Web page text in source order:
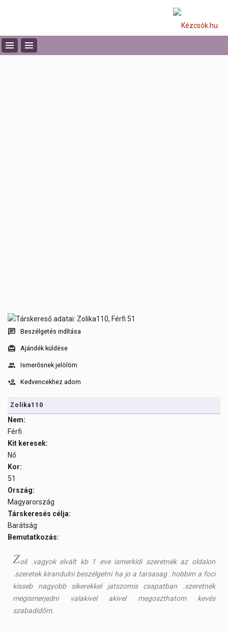
Beszélgetés indítása
Ajándék küldése
Ismerősnek jelölöm
Kedvencekhez adom
Zolika110
Nem:
Férfi
Kit keresek:
Nő
Kor:
51
Ország:
Magyarország
Társkeresés célja:
Barátság
Bemutatkozás:
Zoli .vagyok elvált kb 1 eve ismerkidi szeretnék az oldalon
.szeretek kirandulni beszélgetni ha jo a tarsasag .hobbim a foci
kisseb nagyobb sikerekkel jatszomis csapatban .szeretnék
megismerjedni valakivel akivel megoszthatom kevés
szabadidőm.